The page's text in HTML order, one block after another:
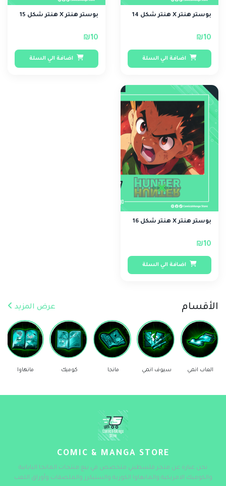
بوستر هنتر X هنتر شكل 14
₪10
اضافة الي السلة
بوستر هنتر X هنتر شكل 15
₪10
اضافة الي السلة
بوستر هنتر X هنتر شكل 16
₪10
اضافة الي السلة
الأقسام عرض المزيد
العاب انمي سيوف انمي مانجا كوميك مانهاوا
COMIC & MANGA STORE
نحن عبارة عن متجر فلسطيني متخصص في بيع منتجات المانجا اليابانية
والكوميك الامريكية والمانهاوا الكورية والستيكرز والملصقات وأوراق اللعب